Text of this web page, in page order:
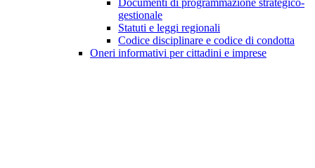
Documenti di programmazione strategico-
gestionale
Statuti e leggi regionali
Codice disciplinare e codice di condotta
Oneri informativi per cittadini e imprese